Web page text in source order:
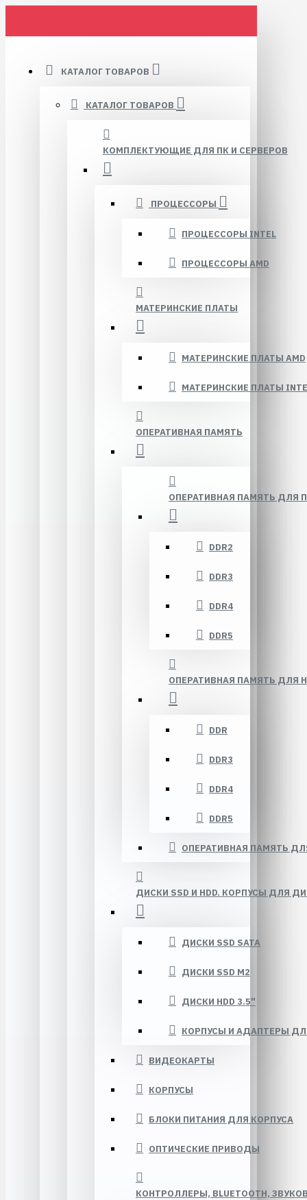
КАТАЛОГ ТОВАРОВ
КАТАЛОГ ТОВАРОВ
КОМПЛЕКТУЮЩИЕ ДЛЯ ПК И СЕРВЕРОВ
ПРОЦЕССОРЫ
ПРОЦЕССОРЫ INTEL
ПРОЦЕССОРЫ AMD
МАТЕРИНСКИЕ ПЛАТЫ
МАТЕРИНСКИЕ ПЛАТЫ AMD
МАТЕРИНСКИЕ ПЛАТЫ
ОПЕРАТИВНАЯ ПАМЯТЬ
ОПЕРАТИВНАЯ ПАМЯТЬ ДЛЯ
DDR2
DDR3
DDR4
DDR5
ОПЕРАТИВНАЯ ПАМЯТЬ ДЛЯ
DDR
DDR3
DDR4
DDR5
ОПЕРАТИВНАЯ ПАМЯТЬ
ДИСКИ SSD И HDD. КОРПУСЫ ДЛЯ
ДИСКИ SSD SATA
ДИСКИ SSD M2
ДИСКИ HDD 3.5"
КОРПУСЫ И АДАПТЕРЫ
ВИДЕОКАРТЫ
КОРПУСЫ
БЛОКИ ПИТАНИЯ ДЛЯ КОРПУСА
ОПТИЧЕСКИЕ ПРИВОДЫ
КОНТРОЛЛЕРЫ, BLUETOOTH,